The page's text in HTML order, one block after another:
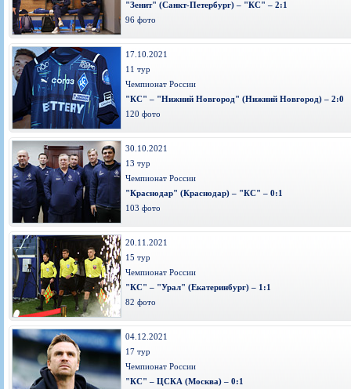
"Зенит" (Санкт-Петербург) – "КС" – 2:1
96 фото
17.10.2021
11 тур
Чемпионат России
"КС" – "Нижний Новгород" (Нижний Новгород) – 2:0
120 фото
30.10.2021
13 тур
Чемпионат России
"Краснодар" (Краснодар) – "КС" – 0:1
103 фото
20.11.2021
15 тур
Чемпионат России
"КС" – "Урал" (Екатеринбург) – 1:1
82 фото
04.12.2021
17 тур
Чемпионат России
"КС" – ЦСКА (Москва) – 0:1